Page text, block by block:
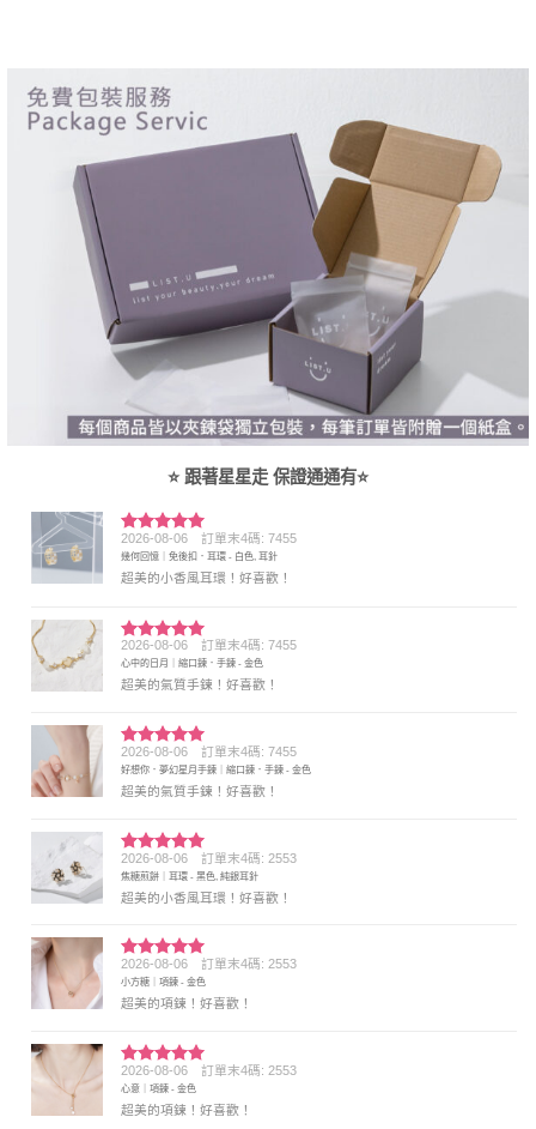
⭐ 跟著星星走 保證通通有⭐
評分5滿
分 5
2026-08-06 訂單末4碼: 7455
幾何回憶｜免後扣．耳環 - 白色, 耳針
超美的小香風耳環！好喜歡！
評分5 滿
分 5
2026-08-06 訂單末4碼: 7455
心中的日月｜縮口鍊．手鍊 - 金色
超美的氣質手鍊！好喜歡！
評分5 滿
分 5
2026-08-06 訂單末4碼: 7455
好想你．夢幻星月手鍊｜縮口鍊．手鍊 - 金色
超美的氣質手鍊！好喜歡！
評分5滿
分 5
2026-08-06 訂單末4碼: 2553
焦糖煎餅｜耳環 - 黑色, 純銀耳針
超美的小香風耳環！好喜歡！
評分5 滿
分 5
2026-08-06 訂單末4碼: 2553
小方糖｜項鍊 - 金色
超美的項鍊！好喜歡！
評分5 滿
分 5
2026-08-06 訂單末4碼: 2553
心意｜項鍊 - 金色
超美的項鍊！好喜歡！